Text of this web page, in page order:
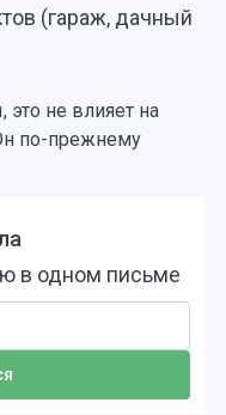
(гараж, дачный
не влияет на
по-прежнему
в одном письме